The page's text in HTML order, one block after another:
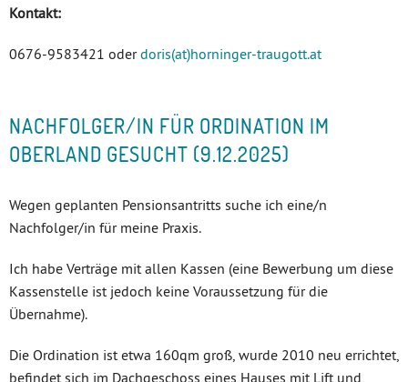
Kontakt:
0676-9583421 oderdoris(at)horninger-traugott.at
NACHFOLGER/IN FÜR ORDINATION IM
OBERLAND GESUCHT (9.12.2025)
Wegen geplanten Pensionsantritts suche ich eine/n
Nachfolger/in für meine Praxis.
Ich habe Verträge mit allen Kassen (eine Bewerbung um diese
Kassenstelle ist jedoch keine Voraussetzung für die
Übernahme).
Die Ordination ist etwa 160qm groß, wurde 2010 neu errichtet,
befindet sich im Dachgeschoss eines Hauses mit Lift und